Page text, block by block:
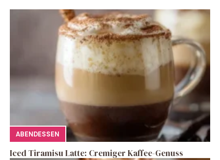
ABENDESSEN
Iced Tiramisu Latte: Cremiger Kaffee-Genuss